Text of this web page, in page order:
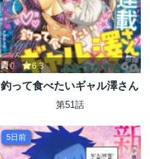
0 6.3
釣って食べたいギャル澤さん
第51話
5日前